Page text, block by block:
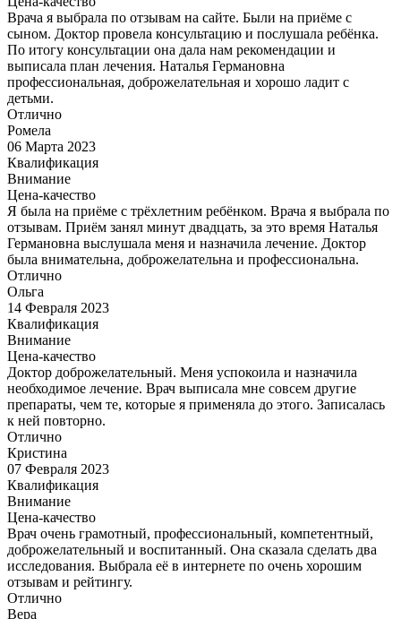
Врача я выбрала по отзывам на сайте. Были на приёме с
сыном. Доктор провела консультацию и послушала ребёнка.
По итогу консультации она дала нам рекомендации и
выписала план лечения. Наталья Германовна
профессиональная, доброжелательная и хорошо ладит с
детьми.
Отлично
Ромела
06 Марта 2023
Квалификация
Внимание
Цена-качество
Я была на приёме с трёхлетним ребёнком. Врача я выбрала по
отзывам. Приём занял минут двадцать, за это время Наталья
Германовна выслушала меня и назначила лечение. Доктор
была внимательна, доброжелательна и профессиональна.
Отлично
Ольга
14 Февраля 2023
Квалификация
Внимание
Цена-качество
Доктор доброжелательный. Меня успокоила и назначила
необходимое лечение. Врач выписала мне совсем другие
препараты, чем те, которые я применяла до этого. Записалась
к ней повторно.
Отлично
Кристина
07 Февраля 2023
Квалификация
Внимание
Цена-качество
Врач очень грамотный, профессиональный, компетентный,
доброжелательный и воспитанный. Она сказала сделать два
исследования. Выбрала её в интернете по очень хорошим
отзывам и рейтингу.
Отлично
Вера